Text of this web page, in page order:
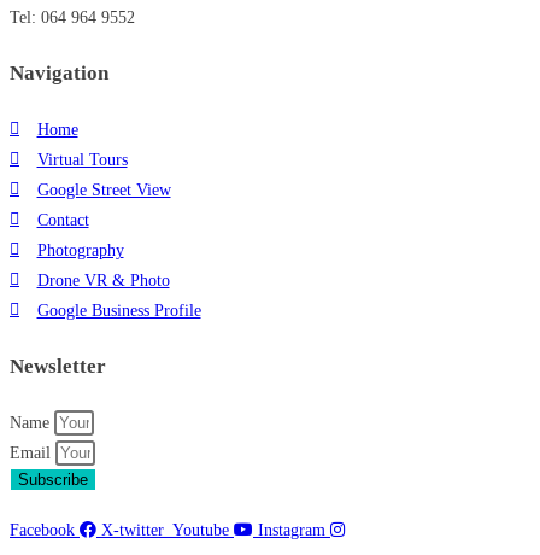
Tel: 064 964 9552
Navigation
Home
Virtual Tours
Google Street View
Contact
Photography
Drone VR & Photo
Google Business Profile
Newsletter
Name
Email
Subscribe
Facebook X-twitter Youtube Instagram